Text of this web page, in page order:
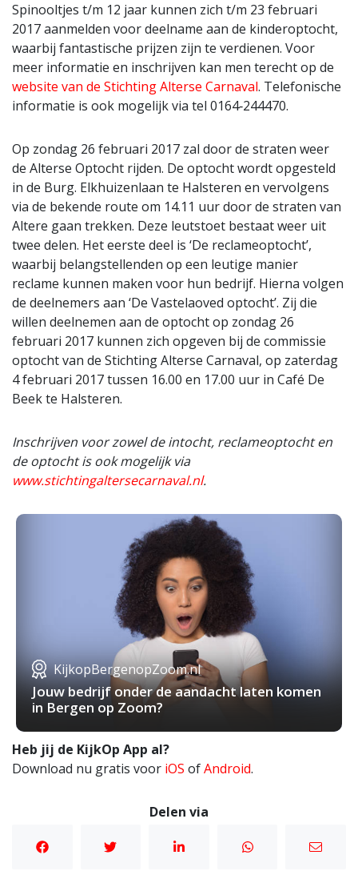
Spinooltjes t/m 12 jaar kunnen zich t/m 23 februari
2017 aanmelden voor deelname aan de kinderoptocht,
waarbij fantastische prijzen zijn te verdienen. Voor
meer informatie en inschrijven kan men terecht op de
website van de Stichting Alterse Carnaval. Telefonische
informatie is ook mogelijk via tel 0164‐244470.
Op zondag 26 februari 2017 zal door de straten weer
de Alterse Optocht rijden. De optocht wordt opgesteld
in de Burg. Elkhuizenlaan te Halsteren en vervolgens
via de bekende route om 14.11 uur door de straten van
Altere gaan trekken. Deze leutstoet bestaat weer uit
twee delen. Het eerste deel is ‘De reclameoptocht’,
waarbij belangstellenden op een leutige manier
reclame kunnen maken voor hun bedrijf. Hierna volgen
de deelnemers aan ‘De Vastelaoved optocht’. Zij die
willen deelnemen aan de optocht op zondag 26
februari 2017 kunnen zich opgeven bij de commissie
optocht van de Stichting Alterse Carnaval, op zaterdag
4 februari 2017 tussen 16.00 en 17.00 uur in Café De
Beek te Halsteren.
Inschrijven voor zowel de intocht, reclameoptocht en
de optocht is ook mogelijk via
www.stichtingaltersecarnaval.nl.
KijkopBergenopZoom.nl
Jouw bedrijf onder de aandacht laten komen
in Bergen op Zoom?
Heb jij de KijkOp App al?
Download nu gratis voor iOS ofAndroid.
Delen via